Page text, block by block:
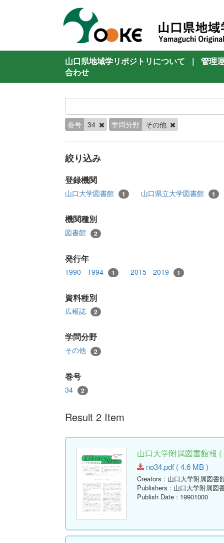
山口県地域学リポジトリについて |
管理
合わせ
巻号 34 学問分野 その他
絞り込み
登録機関
山口大学図書館 1 山口県立大学図書館 1
機関種別
図書館 2
発行年
1990 - 1994 1 2015 - 2019 1
資料種別
広報誌 2
学問分野
その他 2
巻号
34 2
Result 2 Item
山口大学附属図書館報
no34.pdf ( 4.6 MB )
Creators : 山口大学附属図書
Publishers : 山口大学附属図
Publish Date : 19901000